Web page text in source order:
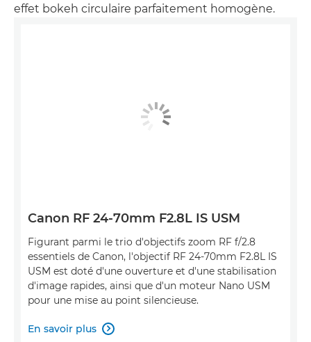
effet bokeh circulaire parfaitement homogène.
Canon RF 24-70mm F2.8L IS USM
Figurant parmi le trio d'objectifs zoom RF f/2.8
essentiels de Canon, l'objectif RF 24-70mm F2.8L IS
USM est doté d'une ouverture et d'une stabilisation
d'image rapides, ainsi que d'un moteur Nano USM
pour une mise au point silencieuse.
En savoir plus 